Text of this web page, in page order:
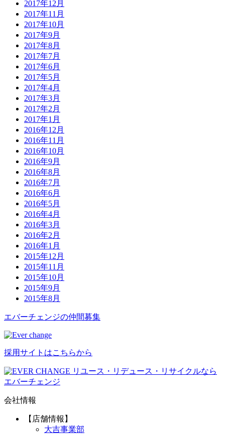
2017年12月
2017年11月
2017年10月
2017年9月
2017年8月
2017年7月
2017年6月
2017年5月
2017年4月
2017年3月
2017年2月
2017年1月
2016年12月
2016年11月
2016年10月
2016年9月
2016年8月
2016年7月
2016年6月
2016年5月
2016年4月
2016年3月
2016年2月
2016年1月
2015年12月
2015年11月
2015年10月
2015年9月
2015年8月
エバーチ ェ ンジの仲間募集
採用サイトはこちらから
リユース・リデュース・リサイクルなら
エバーチェンジ
会社情報
【店舗情報】
大吉事業部